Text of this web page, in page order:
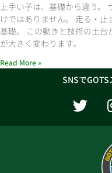
上手い子は、基礎から違う。
けではありません。 走る・止
基礎。 この動きと技術の土
が大きく変わります。
Read More »
SNSで
T
w
i